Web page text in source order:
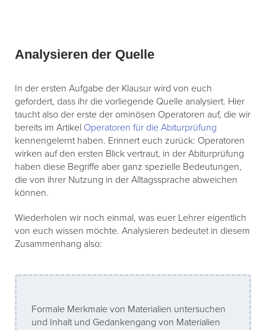
Analysieren der Quelle
In der ersten Aufgabe der Klausur wird von euch
gefordert, dass ihr die vorliegende Quelle analysiert. Hier
taucht also der erste der ominösen Operatoren auf, die wir
bereits im Artikel Operatoren für die Abiturprüfung
kennengelernt haben. Erinnert euch zurück: Operatoren
wirken auf den ersten Blick vertraut, in der Abiturprüfung
haben diese Begriffe aber ganz spezielle Bedeutungen,
die von ihrer Nutzung in der Alltagssprache abweichen
können.
Wiederholen wir noch einmal, was euer Lehrer eigentlich
von euch wissen möchte. Analysieren bedeutet in diesem
Zusammenhang also:
Formale Merkmale von Materialien untersuchen
und Inhalt und Gedankengang von Materialien